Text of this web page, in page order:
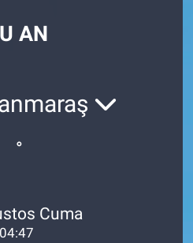
AN
°
Cuma
04:47